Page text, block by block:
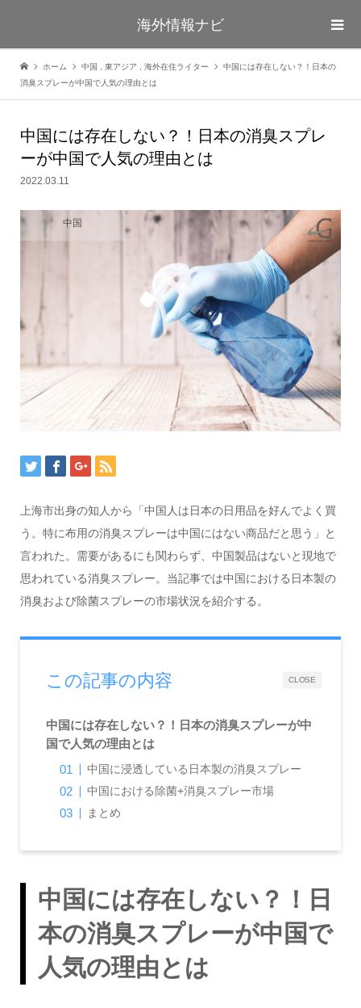
海外情報ナビ
ホーム 中国 東アジア 海外在住ライター
中国には存在しない？！日本の
消臭スプレーが中国で人気の理由とは
中国には存在しない？！日本の消臭スプレ
ーが中国で人気の理由とは
2022.03.11
中国
上海市出身の知人から「中国人は日本の日用品を好んでよく買
う。特に布用の消臭スプレーは中国にはない商品だと思う」と
言われた。需要があるにも関わらず、中国製品はないと現地で
思われている消臭スプレー。当記事では中国における日本製の
消臭および除菌スプレーの市場状況を紹介する。
CLOSE
この記事の内容
中国には存在しない？！日本の消臭スプレーが中
国で人気の理由とは
中国に浸透している日本製の消臭スプレー
中国における除菌+消臭スプレー市場
まとめ
中国には存在しない？！日
本の消臭スプレーが中国で
人気の理由とは